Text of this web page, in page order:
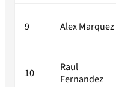
9 Alex Marquez
10
Raul
Fernandez